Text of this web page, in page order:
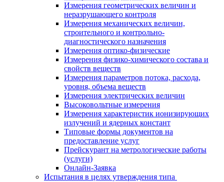
Измерения геометрических величин и
неразрушающего контроля
Измерения механических величин,
строительного и контрольно-
диагностического назначения
Измерения оптико-физические
Измерения физико-химического состава и
свойств веществ
Измерения параметров потока, расхода,
уровня, объема веществ
Измерения электрических величин
Высоковольтные измерения
Измерения характеристик ионизирующих
излучений и ядерных констант
Типовые формы документов на
предоставление услуг
Прейскурант на метрологические работы
(услуги)
Онлайн-Заявка
Испытания в целях утверждения типа